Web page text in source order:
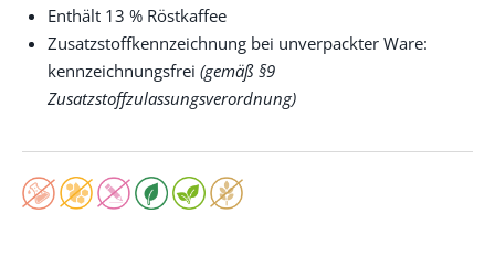
Enthält 13 % Röstkaffee
Zusatzstoffkennzeichnung bei unverpackter Ware:
kennzeichnungsfrei (gemäß §9
Zusatzstoffzulassungsverordnung)